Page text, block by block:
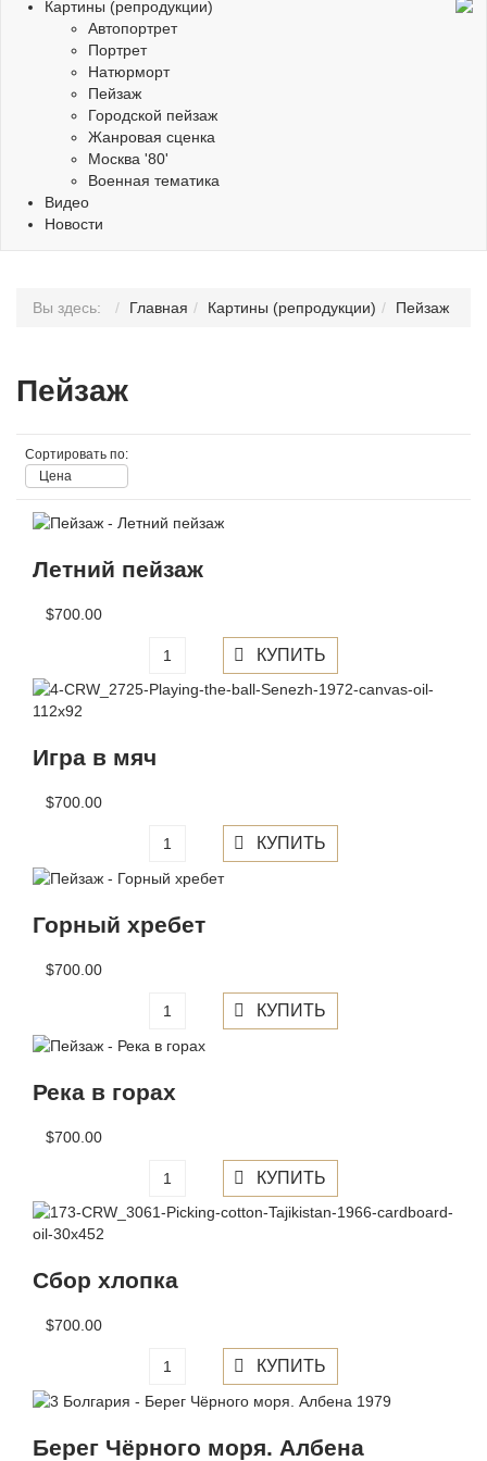
Картины (репродукции)
Автопортрет
Портрет
Натюрморт
Пейзаж
Городской пейзаж
Жанровая сценка
Москва '80'
Военная тематика
Видео
Новости
Вы здесь: Главная Картины (репродукции) Пейзаж
Пейзаж
Сортировать по:
Цена
Летний пейзаж
$700.00
Игра в мяч
$700.00
Горный хребет
$700.00
Река в горах
$700.00
Сбор хлопка
$700.00
Берег Чёрного моря. Албена